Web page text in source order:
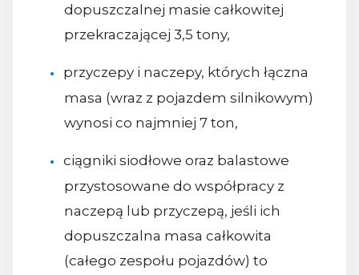
dopuszczalnej masie całkowitej
przekraczającej 3,5 tony,
przyczepy i naczepy, których łączna
masa (wraz z pojazdem silnikowym)
wynosi co najmniej 7 ton,
ciągniki siodłowe oraz balastowe
przystosowane do współpracy z
naczepą lub przyczepą, jeśli ich
dopuszczalna masa całkowita
(całego zespołu pojazdów) to